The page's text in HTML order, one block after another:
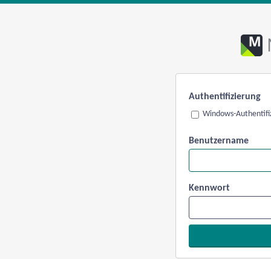
Authentifizierung
Windows-
Benutzername
Kennwort